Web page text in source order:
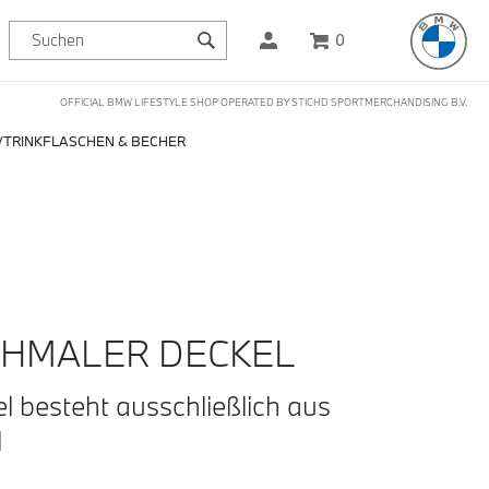
0
OFFICIAL BMW LIFESTYLE SHOP OPERATED BY STICHD SPORTMERCHANDISING B.V.
TRINKFLASCHEN & BECHER
DECKEL
besteht ausschließlich aus